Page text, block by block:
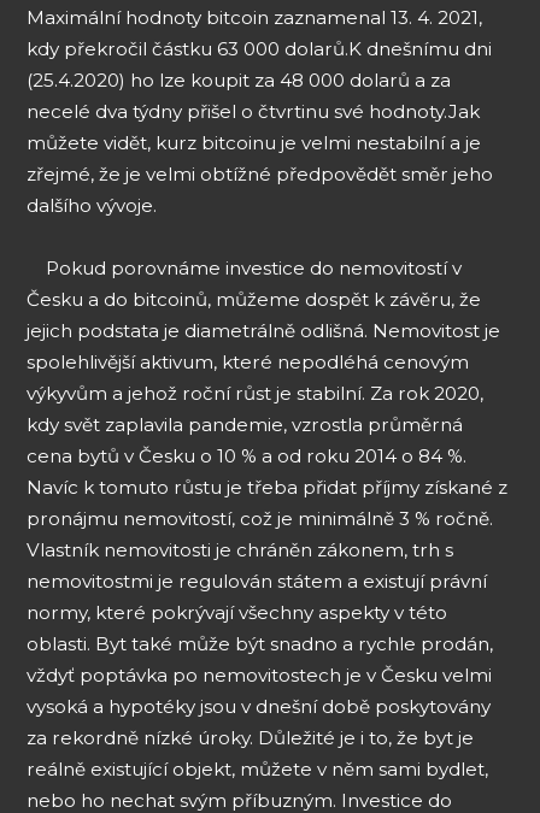
Maximální hodnoty bitcoin zaznamenal 13. 4. 2021,
kdy překročil částku 63 000 dolarů.K dnešnímu dni
(25.4.2020) ho lze koupit za 48 000 dolarů a za
necelé dva týdny přišel o čtvrtinu své hodnoty.Jak
můžete vidět, kurz bitcoinu je velmi nestabilní a je
zřejmé, že je velmi obtížné předpovědět směr jeho
dalšího vývoje.
Pokud porovnáme investice do nemovitostí v
Česku a do bitcoinů, můžeme dospět k závěru, že
jejich podstata je diametrálně odlišná. Nemovitost je
spolehlivější aktivum, které nepodléhá cenovým
výkyvům a jehož roční růst je stabilní. Za rok 2020,
kdy svět zaplavila pandemie, vzrostla průměrná
cena bytů v Česku o 10 % a od roku 2014 o 84 %.
Navíc k tomuto růstu je třeba přidat příjmy získané z
pronájmu nemovitostí, což je minimálně 3 % ročně.
Vlastník nemovitosti je chráněn zákonem, trh s
nemovitostmi je regulován státem a existují právní
normy, které pokrývají všechny aspekty v této
oblasti. Byt také může být snadno a rychle prodán,
vždyť poptávka po nemovitostech je v Česku velmi
vysoká a hypotéky jsou v dnešní době poskytovány
za rekordně nízké úroky. Důležité je i to, že byt je
reálně existující objekt, můžete v něm sami bydlet,
nebo ho nechat svým příbuzným. Investice do